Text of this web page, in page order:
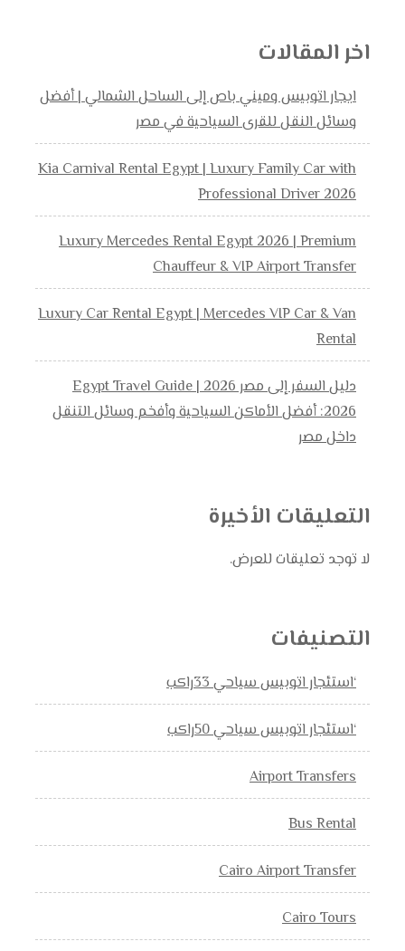
اخر المقالات
ايجار اتوبيس وميني باص إلى الساحل الشمالي | أفضل
وسائل النقل للقرى السياحية في مصر
Kia Carnival Rental Egypt | Luxury Family Car with
Professional Driver 2026
Luxury Mercedes Rental Egypt 2026 | Premium
Chauffeur & VIP Airport Transfer
Luxury Car Rental Egypt | Mercedes VIP Car & Van
Rental
دليل السفر إلى مصر 2026 | Egypt Travel Guide
2026: أفضل الأماكن السياحية وأفخم وسائل التنقل
داخل مصر
التعليقات الأخيرة
لا توجد تعليقات للعرض.
التصنيفات
‘استئجار اتوبيس سياحي 33راكب
‘استئجار اتوبيس سياحي 50راكب
Airport Transfers
Bus Rental
Cairo Airport Transfer
Cairo Tours